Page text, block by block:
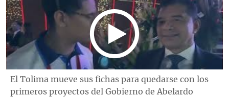
El Tolima mueve sus fichas para quedarse con los
primeros proyectos del Gobierno de Abelardo